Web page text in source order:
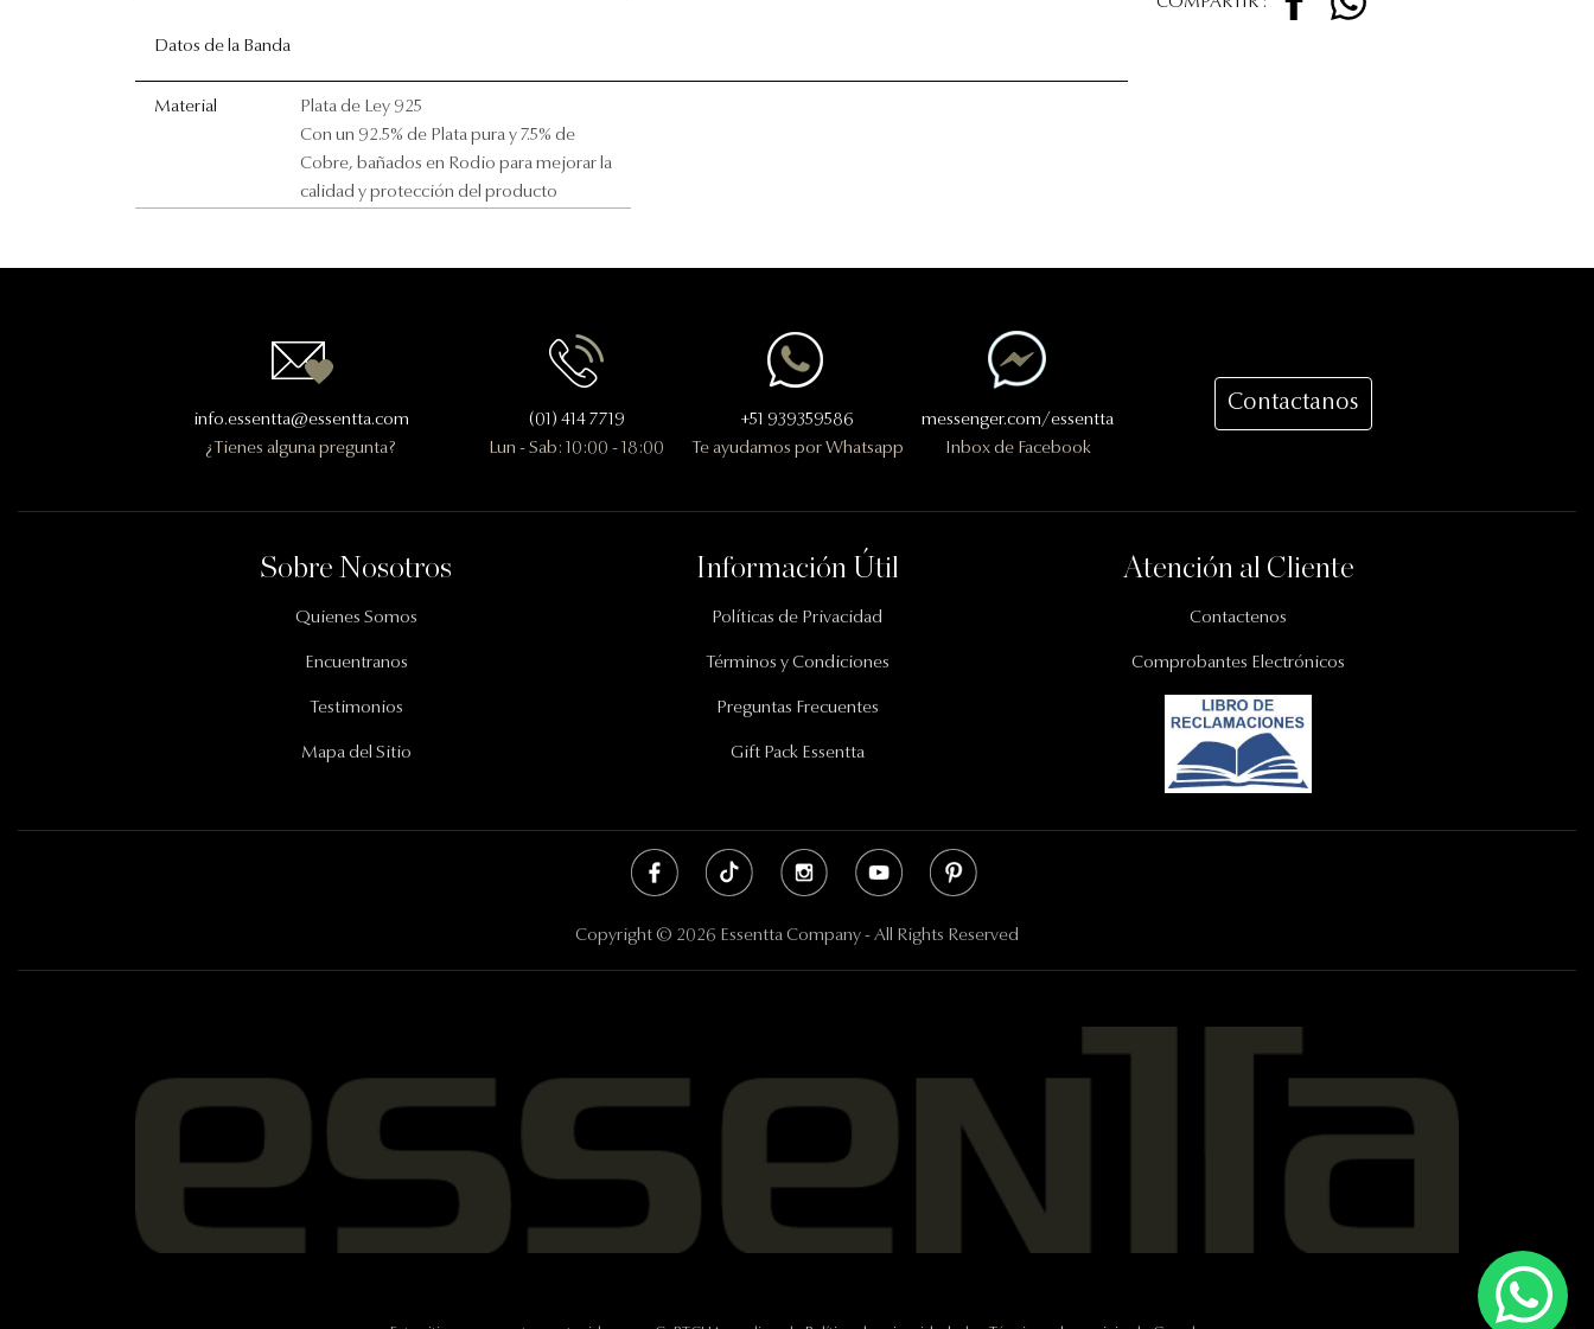
Datos de la Banda
Material
Plata de Ley 925
Con un 92.5% de Plata pura y 7.5% de
Cobre, bañados en Rodio para mejorar la
calidad y protección del producto
info.essentta@essentta.com
¿Tienes alguna pregunta?
(01) 414 7719
Lun - Sab: 10:00 - 18:00
+51 939359586
Te ayudamos por Whatsapp
messenger.com/essentta
Inbox de Facebook
Contactanos
Información Importante
Sobre Nosotros
Quienes Somos
Encuentranos
Testimonios
Mapa del Sitio
Información Útil
Políticas de Privacidad
Términos y Condiciones
Preguntas Frecuentes
Gift Pack Essentta
Atención al Cliente
Contactenos
Comprobantes Electrónicos
Copyright © 2026 Essentta Company - All Rights Reserved